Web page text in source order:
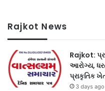
Rajkot News
Rajkot:
આરોગ્ય,
પ્રાકૃતિક
3 days ago